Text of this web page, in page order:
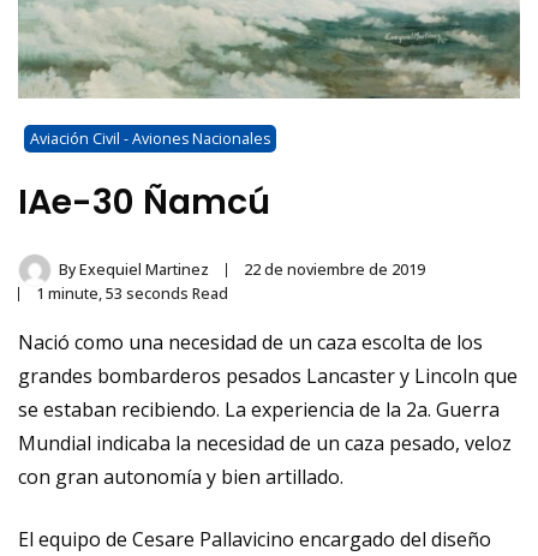
Aviación Civil - Aviones Nacionales
IAe-30 Ñamcú
ByExequiel Martinez
22 de noviembre de 2019
1 minute, 53 seconds Read
Nació como una necesidad de un caza escolta de los
grandes bombarderos pesados Lancaster y Lincoln que
se estaban recibiendo. La experiencia de la 2a. Guerra
Mundial indicaba la necesidad de un caza pesado, veloz
con gran autonomía y bien artillado.
El equipo de Cesare Pallavicino encargado del diseño